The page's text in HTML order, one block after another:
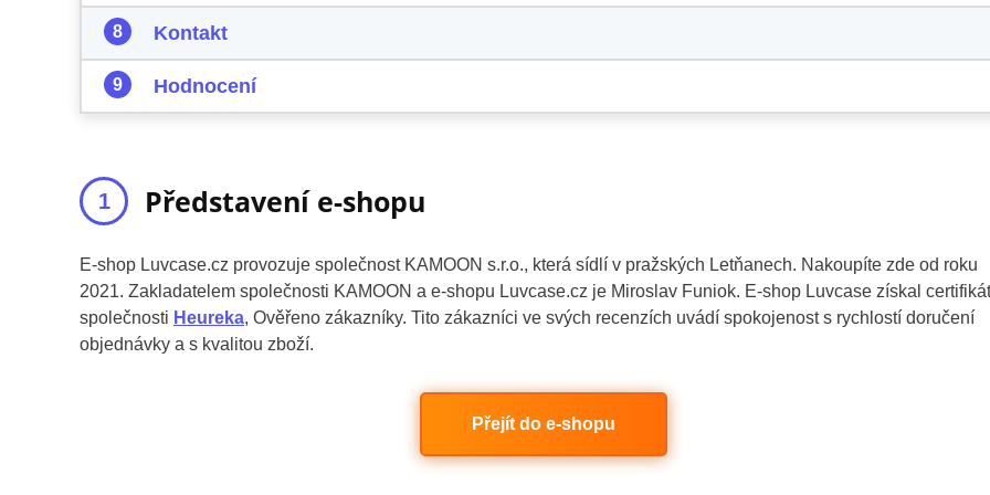
Kontakt
Hodnocení
Představení e-shopu
E-shop Luvcase.cz provozuje společnost KAMOON s.r.o., která sídlí v pražských Letňanech. Nakoupíte zde od roku
2021. Zakladatelem společnosti KAMOON a e-shopu Luvcase.cz je Miroslav Funiok. E-shop Luvcase získal certifikát
společnosti Heureka, Ověřeno zákazníky. Tito zákazníci ve svých recenzích uvádí spokojenost s rychlostí doručení
objednávky a s kvalitou zboží.
Přejít do e-shopu